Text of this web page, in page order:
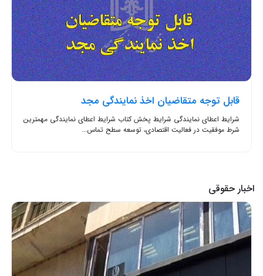
قابل توجه متقاضیان اخذ نمایندگی مجد
شرایط اعطای نمایندگی شرایط پخش کتاب شرایط اعطای نمایندگی مهمترین
شرط موفقیت در فعالیت اقتصادی، توسعه سطح تماس...
اخبار حقوقی